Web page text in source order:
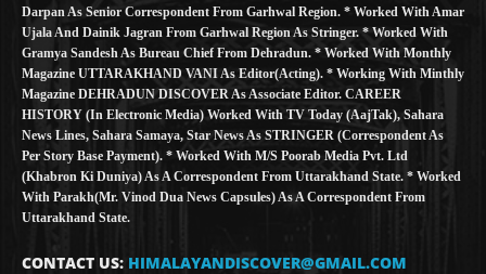
Darpan As Senior Correspondent From Garhwal Region. * Worked With Amar
Ujala And Dainik Jagran From Garhwal Region As Stringer. * Worked With
Gramya Sandesh As Bureau Chief From Dehradun. * Worked With Monthly
Magazine UTTARAKHAND VANI As Editor(Acting). * Working With Minthly
Magazine DEHRADUN DISCOVER As Associate Editor. CAREER
HISTORY (in Electronic Media) Worked With TV Today (AajTak), Sahara
News Lines, Sahara Samaya, Star News As STRINGER (Correspondent As
Per Story Base Payment). * Worked With M/S Poorab Media Pvt. Ltd
(Khabron Ki Duniya) As A Correspondent From Uttarakhand State. * Worked
With Parakh(Mr. Vinod Dua News Capsules) As A Correspondent From
Uttarakhand State.
CONTACT US: HIMALAYANDISCOVER@GMAIL.COM